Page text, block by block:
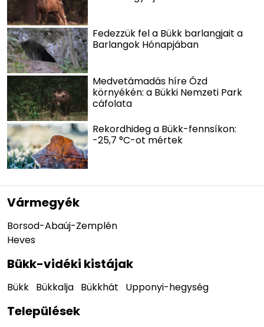
Fedezzük fel a Bükk barlangjait a
Barlangok Hónapjában
Medvetámadás híre Ózd
környékén: a Bükki Nemzeti Park
cáfolata
Rekordhideg a Bükk-fennsíkon:
-25,7 °C-ot mértek
Vármegyék
Borsod-Abaúj-Zemplén
Heves
Bükk-vidéki kistájak
Bükk Bükkalja Bükkhát Upponyi-hegység
Települések